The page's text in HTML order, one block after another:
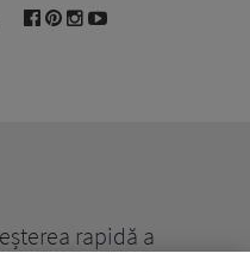
rapidă a